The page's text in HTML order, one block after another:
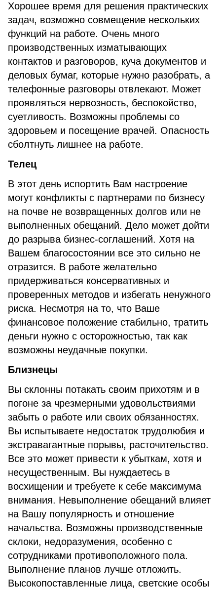
Хорошее время для решения практических
задач, возможно совмещение нескольких
функций на работе. Очень много
производственных изматывающих
контактов и разговоров, куча документов и
деловых бумаг, которые нужно разобрать, а
телефонные разговоры отвлекают. Может
проявляться нервозность, беспокойство,
суетливость. Возможны проблемы со
здоровьем и посещение врачей. Опасность
сболтнуть лишнее на работе.
Телец
В этот день испортить Вам настроение
могут конфликты с партнерами по бизнесу
на почве не возвращенных долгов или не
выполненных обещаний. Дело может дойти
до разрыва бизнес-соглашений. Хотя на
Вашем благосостоянии все это сильно не
отразится. В работе желательно
придерживаться консервативных и
проверенных методов и избегать ненужного
риска. Несмотря на то, что Ваше
финансовое положение стабильно, тратить
деньги нужно с осторожностью, так как
возможны неудачные покупки.
Близнецы
Вы склонны потакать своим прихотям и в
погоне за чрезмерными удовольствиями
забыть о работе или своих обязанностях.
Вы испытываете недостаток трудолюбия и
экстравагантные порывы, расточительство.
Все это может привести к убыткам, хотя и
несущественным. Вы нуждаетесь в
восхищении и требуете к себе максимума
внимания. Невыполнение обещаний влияет
на Вашу популярность и отношение
начальства. Возможны производственные
склоки, недоразумения, особенно с
сотрудниками противоположного пола.
Выполнение планов лучше отложить.
Высокопоставленные лица, светские особы